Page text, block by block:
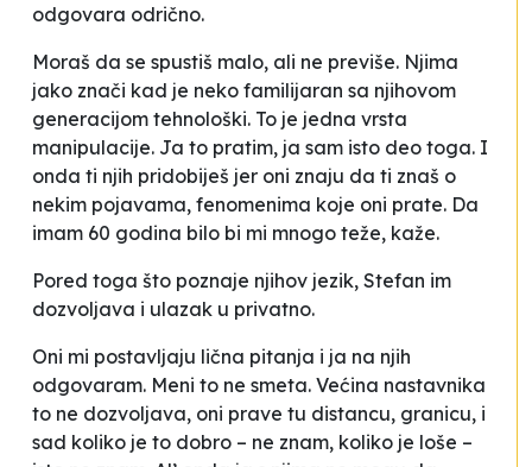
odgovara odrično.
Moraš da se spustiš malo, ali ne previše. Njima
jako znači kad je neko familijaran sa njihovom
generacijom tehnološki. To je jedna vrsta
manipulacije. Ja to pratim, ja sam isto deo toga. I
onda ti njih pridobiješ jer oni znaju da ti znaš o
nekim pojavama, fenomenima koje oni prate. Da
imam 60 godina bilo bi mi mnogo teže, kaže.
Pored toga što poznaje njihov jezik, Stefan im
dozvoljava i ulazak u privatno.
Oni mi postavljaju lična pitanja i ja na njih
odgovaram. Meni to ne smeta. Većina nastavnika
to ne dozvoljava, oni prave tu distancu, granicu, i
sad koliko je to dobro – ne znam, koliko je loše –